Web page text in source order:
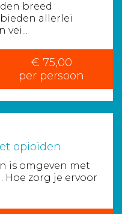
breed
allerlei
vei...
€ 75,00
per persoon
opioïden
is omgeven met
Hoe zorg je ervoor